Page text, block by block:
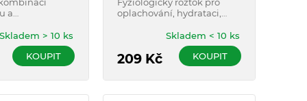
a
a lubrikuje. Pro
měkkých
čoček. Pro
Skladem > 10 ks
KOUPIT
oplachování, hydrataci,
všech typů kontaktních
209Kč
Skladem < 10 ks
KOUPIT